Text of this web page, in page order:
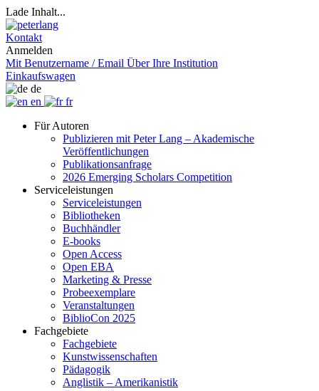
Lade Inhalt...
Kontakt
Anmelden
Mit Benutzername / Email Über Ihre Institution
Einkaufswagen
de
en
fr
Für Autoren
Publizieren mit Peter Lang – Akademische
Veröffentlichungen
Publikationsanfrage
2026 Emerging Scholars Competition
Serviceleistungen
Serviceleistungen
Bibliotheken
Buchhändler
E-books
Open Access
Open EBA
Marketing & Presse
Probeexemplare
Veranstaltungen
BiblioCon 2025
Fachgebiete
Fachgebiete
Kunstwissenschaften
Pädagogik
Anglistik – Amerikanistik